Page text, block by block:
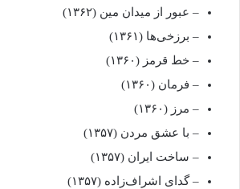
– عبور از میدان مین (۱۳۶۲)
– برزخی‌ها (۱۳۶۱)
– خط قرمز (۱۳۶۰)
– فرمان (۱۳۶۰)
– مرز (۱۳۶۰)
– با عشق مردن (۱۳۵۷)
– ساخت ایران (۱۳۵۷)
– گدای اشراف‌زاده (۱۳۵۷)